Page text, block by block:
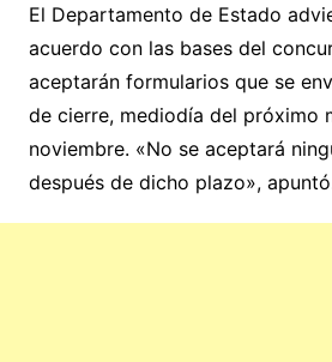
El Departamento de Estado
acuerdo con las bases del
aceptarán formularios que se
de cierre, mediodía del próximo
noviembre. «No se aceptará
después de dicho plazo»,